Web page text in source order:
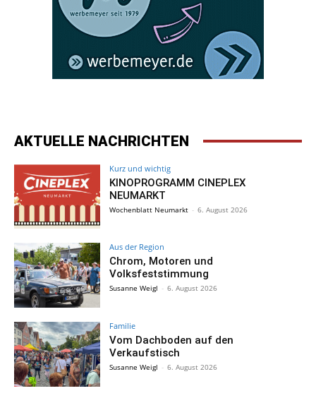
AKTUELLE NACHRICHTEN
Kurz und wichtig
KINOPROGRAMM CINEPLEX
NEUMARKT
Wochenblatt Neumarkt - 6. August 2026
Aus der Region
Chrom, Motoren und
Volksfeststimmung
Susanne Weigl - 6. August 2026
Familie
Vom Dachboden auf den
Verkaufstisch
Susanne Weigl - 6. August 2026